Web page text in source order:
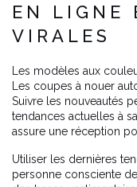
EN LIGNE
VIRALES
Les modèles aux
Les coupes à nouer
Suivre les nouveautés
tendances actuelles à
assure une réception
Utiliser les dernières
personne consciente